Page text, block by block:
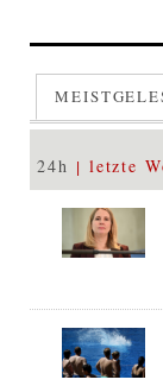
24h letzte